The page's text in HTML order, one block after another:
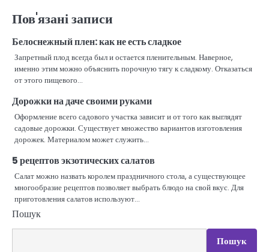
Пов'язані записи
Белоснежный плен: как не есть сладкое
Запретный плод всегда был и остается пленительным. Наверное,
именно этим можно объяснить порочную тягу к сладкому. Отказаться
от этого пищевого…
Дорожки на даче своими руками
Оформление всего садового участка зависит и от того как выглядят
садовые дорожки. Существует множество вариантов изготовления
дорожек. Материалом может служить…
5 рецептов экзотических салатов
Салат можно назвать королем праздничного стола, а существующее
многообразие рецептов позволяет выбрать блюдо на свой вкус. Для
приготовления салатов используют…
Пошук
Пошук